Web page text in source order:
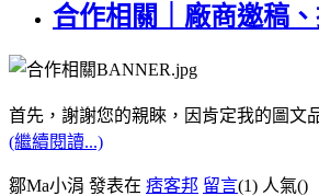
合作相關｜廠商邀稿
首先，謝謝您的親睞，因肯定我的圖文
(繼續閱讀...)
鄒Ma小涓 發表在 痞客邦 留言(1) 人氣()